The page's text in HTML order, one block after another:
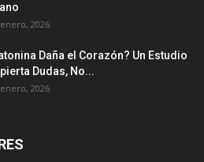
2026
Daña el Corazón? Un Estudio
Dudas, No...
2026